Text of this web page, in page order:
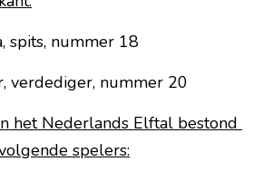
spits, nummer 18
verdediger, nummer 20
het Nederlands Elftal bestond
spelers: